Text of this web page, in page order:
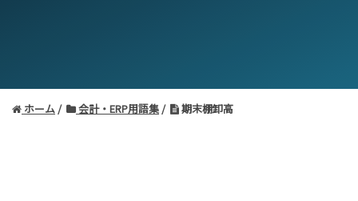
ホーム 会計・ERP用語集 期末棚卸高